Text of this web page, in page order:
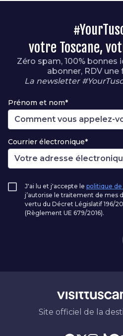
votre Toscane,
Zéro spam, 100% bonnes
abonner, RDV
La newsletter
Prénom et nom*
Courrier électronique*
J'ai lu et j'accepte le politique
j’autorise le traitement de mes
vertu du Décret Législatif 196/
(Règlement UE 679/2016).
Site officiel de la